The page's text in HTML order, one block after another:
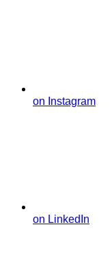
on Instagram
on LinkedIn